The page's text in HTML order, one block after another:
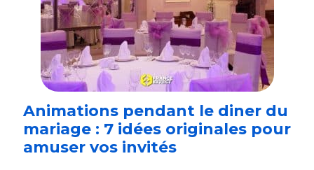
Animations pendant le diner du
mariage : 7 idées originales pour
amuser vos invités